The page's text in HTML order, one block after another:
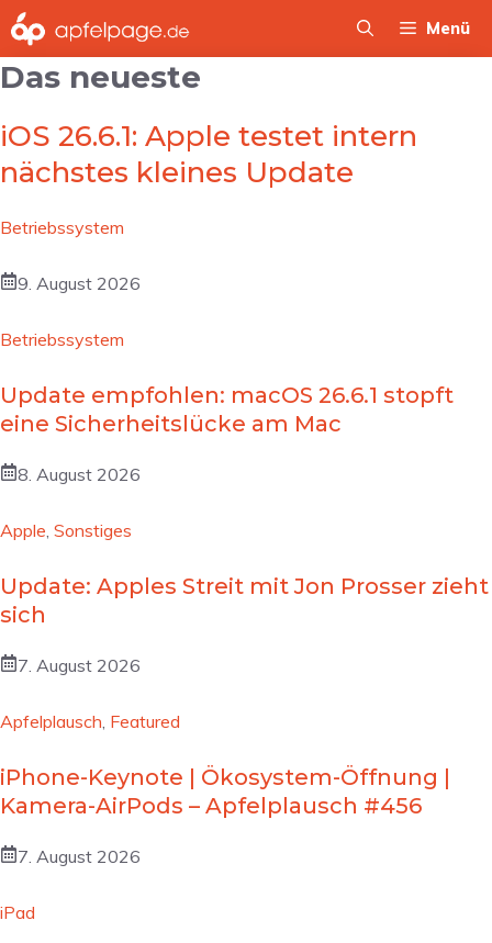
Zum
Inhalt
springen
Menü
Das neueste
iOS 26.6.1: Apple testet intern
nächstes kleines Update
Betriebssystem
9. August 2026
Betriebssystem
Update empfohlen: macOS 26.6.1 stopft
eine Sicherheitslücke am Mac
8. August 2026
Apple, Sonstiges
Update: Apples Streit mit Jon Prosser zieht
sich
7. August 2026
Apfelplausch, Featured
iPhone-Keynote | Ökosystem-Öffnung |
Kamera-AirPods – Apfelplausch #456
7. August 2026
iPad